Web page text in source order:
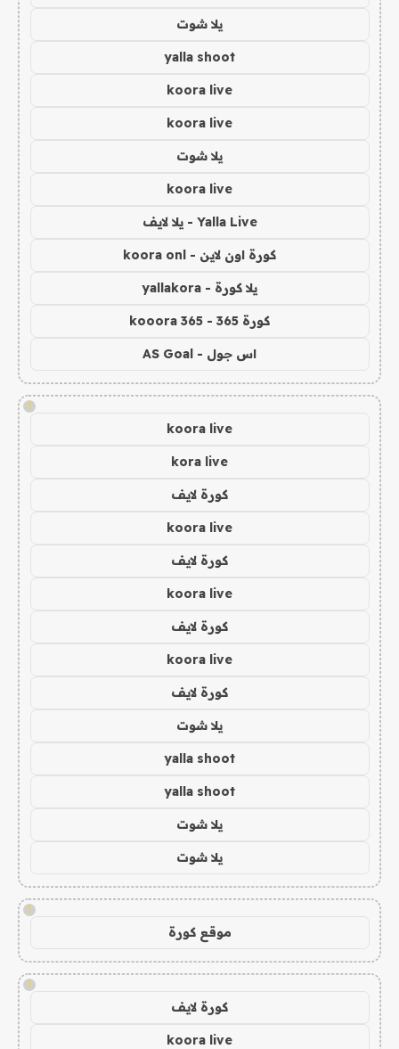
يلا شوت
yalla shoot
koora live
koora live
يلا شوت
koora live
Yalla Live - يلا لايف
كورة اون لاين - koora onl
يلا كورة - yallakora
كورة 365 - kooora 365
اس جول - AS Goal
!
koora live
kora live
كورة لايف
koora live
كورة لايف
koora live
كورة لايف
koora live
كورة لايف
يلا شوت
yalla shoot
yalla shoot
يلا شوت
يلا شوت
!
موقع كورة
!
كورة لايف
koora live